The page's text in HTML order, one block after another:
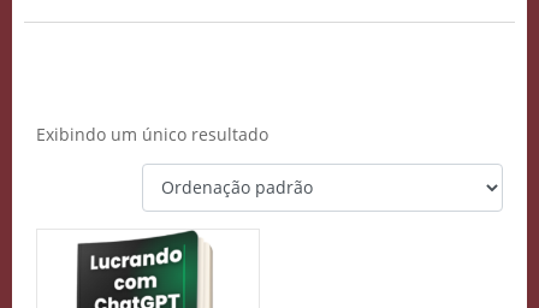
Exibindo um único resultado